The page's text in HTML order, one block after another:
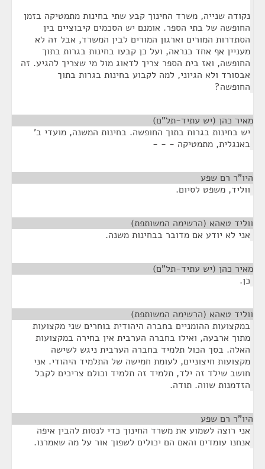
נקודה שנייה, משרד החינוך קבע שתי בחינות מתמטיקה בזמן
החופשה של בתי הספר. אומנם יש הסכמים קיבוציים בין
הסתדרות המורים וארגון המורים לבין המשרד, אבל זה לא
מעניין אף אחד כנראה, ועל כן קבעו בחינות בגרות בתוך
החופשה, ואז בית הספר צריך לדאוג מול מי שצריך להגיע. זה
אבסורד ולא הגיוני, למה לקבוע בחינות בגרות בתוך
החופשה?
מאיר כהן (יש עתיד-תל"ם)
יש בחינות בגרות בתוך החופשה. בחינות המשנה, מועדי ב'
באנגלית, מתמטיקה - - -
היו"ר רם שפע
ווליד, משפט לסיום.
ווליד טאהא (הרשימה המשותפת)
אני לא יודע אם מדובר בבחינות משנה.
מאיר כהן (יש עתיד-תל"ם)
כן.
ווליד טאהא (הרשימה המשותפת)
במקצועות ההומניים בחברה היהודית בוחרים שני מקצועות
מתוך ארבעה, ואילו בחברה הערבית אין בחירה במקצועות
האלה. בסך הכול תלמיד בחברה הערבית ניגש לשישה
מקצועות חיצוניים, לעומת חמישה של התלמיד היהודי. אני
חושב שילד זה ילד, תלמיד זה תלמיד וכולם צריכים לקבל
הזדמנות שווה. תודה.
היו"ר רם שפע
אני רוצה לשמוע את משרד החינוך כדי לנסות להבין איפה
אנחנו עומדים והאם הם יכולים לשפוך אור על מה שאמרנו.